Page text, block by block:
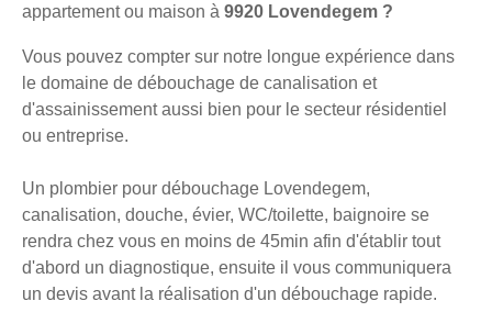
appartement ou maison à 9920 Lovendegem ?
Vous pouvez compter sur notre longue expérience dans
le domaine de débouchage de canalisation et
d'assainissement aussi bien pour le secteur résidentiel
ou entreprise.
Un plombier pour débouchage Lovendegem,
canalisation, douche, évier, WC/toilette, baignoire se
rendra chez vous en moins de 45min afin d'établir tout
d'abord un diagnostique, ensuite il vous communiquera
un devis avant la réalisation d'un débouchage rapide.